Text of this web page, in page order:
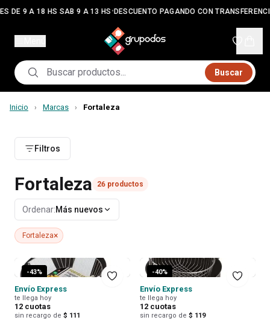
DE 9 A 18 HS SAB 9 A 13 HS• DESCUENTO PAGANDO CON
Buscar
Inicio › Marcas › Fortaleza
Filtros
Fortaleza 26 productos
Ordenar:Más nuevos
Fortaleza×
-43%
Envío Express
te llega hoy
12 cuotas
sin recargo de $ 111
-40%
Envío Express
te llega hoy
12 cuotas
sin recargo de $ 119